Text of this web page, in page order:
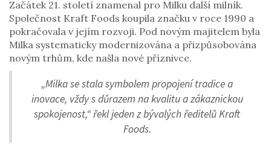
Začátek 21. století znamenal pro Milku další milník.
Společnost Kraft Foods koupila značku v roce 1990 a
pokračovala v jejím rozvoji. Pod novým majitelem byla
Milka systematicky modernizována a přizpůsobována
novým trhům, kde našla nové příznivce.
„Milka se stala symbolem propojení tradice a
inovace, vždy s důrazem na kvalitu a zákaznickou
spokojenost,“ řekl jeden z bývalých ředitelů Kraft
Foods.